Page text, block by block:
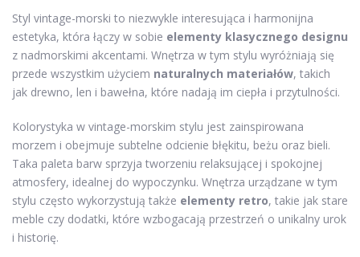
Styl vintage-morski to niezwykle interesująca i harmonijna
estetyka, która łączy w sobie elementy klasycznego designu
z nadmorskimi akcentami. Wnętrza w tym stylu wyróżniają się
przede wszystkim użyciem naturalnych materiałów, takich
jak drewno, len i bawełna, które nadają im ciepła i przytulności.
Kolorystyka w vintage-morskim stylu jest zainspirowana
morzem i obejmuje subtelne odcienie błękitu, beżu oraz bieli.
Taka paleta barw sprzyja tworzeniu relaksującej i spokojnej
atmosfery, idealnej do wypoczynku. Wnętrza urządzane w tym
stylu często wykorzystują także elementy retro, takie jak stare
meble czy dodatki, które wzbogacają przestrzeń o unikalny urok
i historię.